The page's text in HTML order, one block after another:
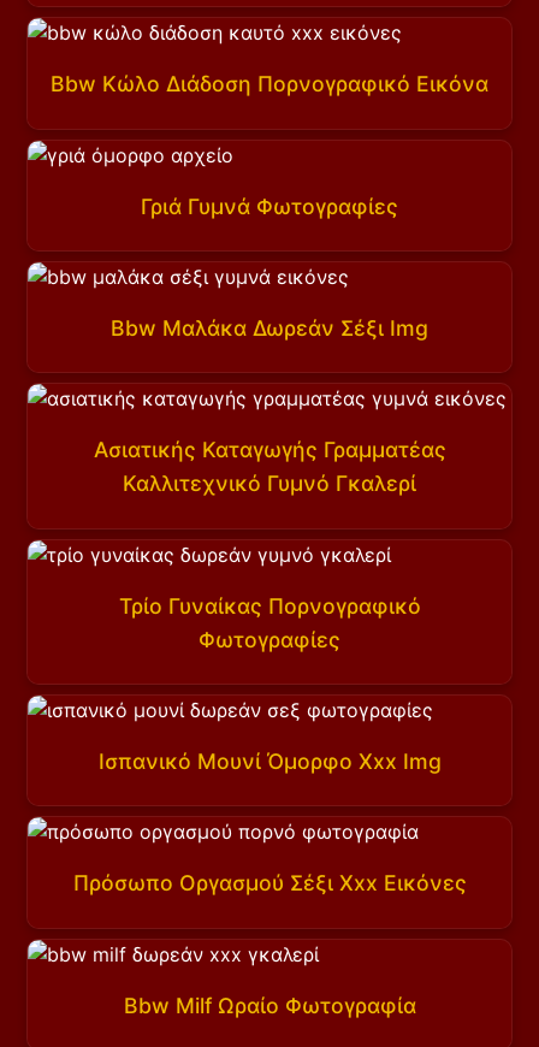
Bbw Κώλο Διάδοση Πορνογραφικό Εικόνα
Γριά Γυμνά Φωτογραφίες
Bbw Μαλάκα Δωρεάν Σέξι Img
Ασιατικής Καταγωγής Γραμματέας
Καλλιτεχνικό Γυμνό Γκαλερί
Τρίο Γυναίκας Πορνογραφικό
Φωτογραφίες
Ισπανικό Μουνί Όμορφο Xxx Img
Πρόσωπο Οργασμού Σέξι Xxx Εικόνες
Bbw Milf Ωραίο Φωτογραφία